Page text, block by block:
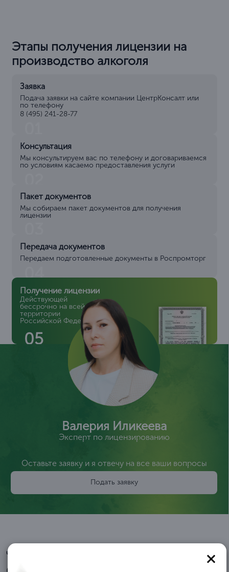
Этапы получения лицензии на
производство алкоголя
Заявка
Подача заявки на сайте компании ЦентрКонсалт или
по телефону
8 (495) 241-28-77
Консультация
Мы консультируем вас по телефону и договариваемся
по условиям касаемо предоставления услуги
Пакет документов
Мы собираем пакет документов для получения
лицензии
Передача документов
Передаем подготовленные документы в Роспромторг
04
Получение лицензии
Действующей
бессрочно на всей
территории
Российской Федерации
05
Валерия Иликеева
Эксперт по лицензированию
Оставьте заявку и я отвечу на все ваши вопросы
Подать заявку
Читайте отзывы